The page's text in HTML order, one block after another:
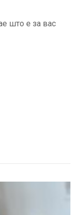
што е за вас